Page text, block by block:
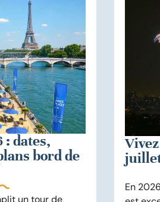
: dates,
bord de
un tour de
En